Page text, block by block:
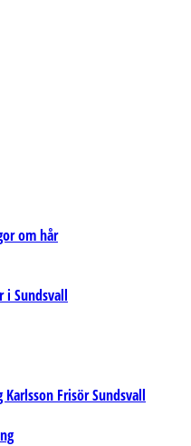
om hår
i Sundsvall
Karlsson Frisör Sundsvall